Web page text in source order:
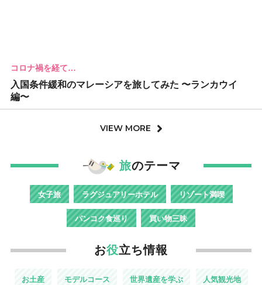
コロナ禍を経て…
入国条件緩和のマレーシアを旅してみた 〜ランカウイ
編〜
VIEW MORE
旅のテーマ
女子旅 ラグジュアリーホテル リゾート満喫
バンコク食巡り 買い物三昧
お役立ち情報
お土産 モデルコース 世界遺産を学ぶ 人気観光地